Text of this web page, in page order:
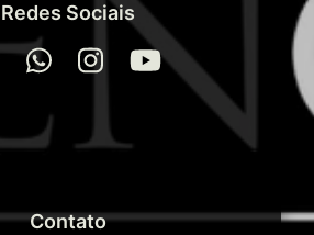
Redes Sociais
Contato